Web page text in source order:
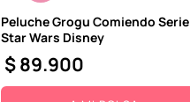
Peluche Grogu Comiendo Serie
Star Wars Disney
$89.900